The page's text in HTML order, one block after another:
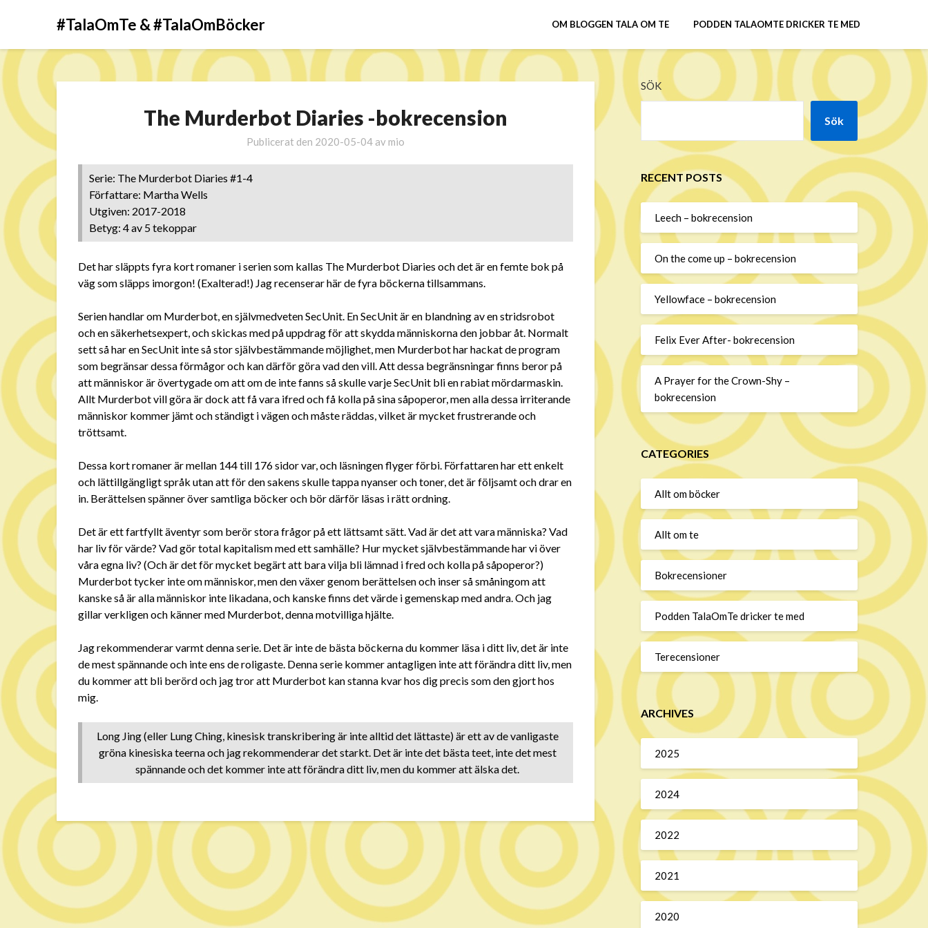
#TalaOmTe & #TalaOmBöcker OM BLOGGEN TALA OM TE PODDEN TALAOMTE DRICKER TE MED
The Murderbot Diaries -bokrecension
Publicerat den 2020-05-04av mio
Serie: The Murderbot Diaries #1-4
Författare: Martha Wells
Utgiven: 2017-2018
Betyg: 4 av 5 tekoppar
Det har släppts fyra kort romaner i serien som kallas The Murderbot Diaries och det är en femte bok på
väg som släpps imorgon! (Exalterad!) Jag recenserar här de fyra böckerna tillsammans.
Serien handlar om Murderbot, en självmedveten SecUnit. En SecUnit är en blandning av en stridsrobot
och en säkerhetsexpert, och skickas med på uppdrag för att skydda människorna den jobbar åt. Normalt
sett så har en SecUnit inte så stor självbestämmande möjlighet, men Murderbot har hackat de program
som begränsar dessa förmågor och kan därför göra vad den vill. Att dessa begränsningar finns beror på
att människor är övertygade om att om de inte fanns så skulle varje SecUnit bli en rabiat mördarmaskin.
Allt Murderbot vill göra är dock att få vara ifred och få kolla på sina såpoperor, men alla dessa irriterande
människor kommer jämt och ständigt i vägen och måste räddas, vilket är mycket frustrerande och
tröttsamt.
Dessa kort romaner är mellan 144 till 176 sidor var, och läsningen flyger förbi. Författaren har ett enkelt
och lättillgängligt språk utan att för den sakens skulle tappa nyanser och toner, det är följsamt och drar en
in. Berättelsen spänner över samtliga böcker och bör därför läsas i rätt ordning.
Det är ett fartfyllt äventyr som berör stora frågor på ett lättsamt sätt. Vad är det att vara människa? Vad
har liv för värde? Vad gör total kapitalism med ett samhälle? Hur mycket självbestämmande har vi över
våra egna liv? (Och är det för mycket begärt att bara vilja bli lämnad i fred och kolla på såpoperor?)
Murderbot tycker inte om människor, men den växer genom berättelsen och inser så småningom att
kanske så är alla människor inte likadana, och kanske finns det värde i gemenskap med andra. Och jag
gillar verkligen och känner med Murderbot, denna motvilliga hjälte.
Jag rekommenderar varmt denna serie. Det är inte de bästa böckerna du kommer läsa i ditt liv, det är inte
de mest spännande och inte ens de roligaste. Denna serie kommer antagligen inte att förändra ditt liv, men
du kommer att bli berörd och jag tror att Murderbot kan stanna kvar hos dig precis som den gjort hos
mig.
Long Jing (eller Lung Ching, kinesisk transkribering är inte alltid det lättaste) är ett av de vanligaste
gröna kinesiska teerna och jag rekommenderar det starkt. Det är inte det bästa teet, inte det mest
spännande och det kommer inte att förändra ditt liv, men du kommer att älska det.
SÖK
Sök
RECENT POSTS
Leech – bokrecension
On the come up – bokrecension
Yellowface – bokrecension
Felix Ever After- bokrecension
A Prayer for the Crown-Shy –
bokrecension
CATEGORIES
Allt om böcker
Allt om te
Bokrecensioner
Podden TalaOmTe dricker te med
Terecensioner
ARCHIVES
2025
2024
2022
2021
2020